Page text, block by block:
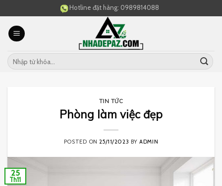
to
content
Hotline đặt hàng: 0989814088
TIN TỨC
Phòng làm việc đẹp
POSTED ON25/11/2023 BYADMIN
25
Th11